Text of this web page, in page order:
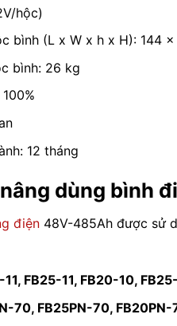
hộc)
bình (L x W x h x H): 144
bình: 26 kg
12 tháng
dùng bình
điện 48V-485Ah được sử
FB25-11, FB20-10,
70, FB25PN-70, FB20PN-